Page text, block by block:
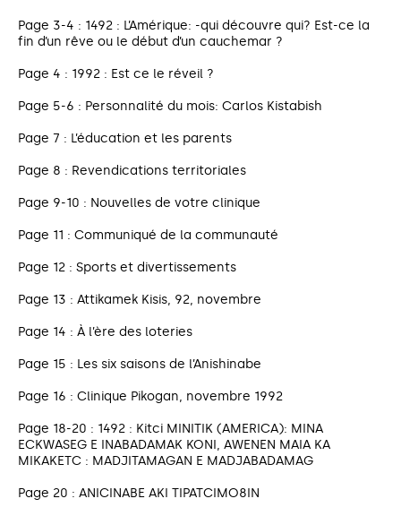
Page 3-4 : 1492 : L’Amérique: -qui découvre qui? Est-ce la
fin d’un rêve ou le début d’un cauchemar ?
Page 4 : 1992 : Est ce le réveil ?
Page 5-6 : Personnalité du mois: Carlos Kistabish
Page 7 : L’éducation et les parents
Page 8 : Revendications territoriales
Page 9-10 : Nouvelles de votre clinique
Page 11 : Communiqué de la communauté
Page 12 : Sports et divertissements
Page 13 : Attikamek Kisis, 92, novembre
Page 14 : À l’ère des loteries
Page 15 : Les six saisons de l’Anishinabe
Page 16 : Clinique Pikogan, novembre 1992
Page 18-20 : 1492 : Kitci MINITIK (AMERICA): MINA
ECKWASEG E INABADAMAK KONI, AWENEN MAIA KA
MIKAKETC : MADJITAMAGAN E MADJABADAMAG
Page 20 : ANICINABE AKI TIPATCIMO8IN